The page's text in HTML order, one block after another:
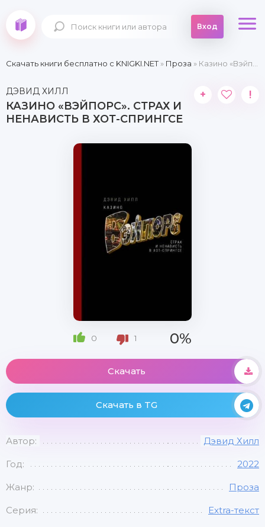
Вход
Скачать книги бесплатно c KNIGKI.NET» Проза » Казино «Вэйпорс». Страх и ненависть в Хот-Спрингсе
ДЭВИД ХИЛЛ
КАЗИНО «ВЭЙПОРС». СТРАХ И
НЕНАВИСТЬ В ХОТ-СПРИНГСЕ
+ !
0 1 0%
Скачать
Скачать в TG
Автор: Дэвид Хилл
Год: 2022
Жанр: Проза
Серия: Extra-текст